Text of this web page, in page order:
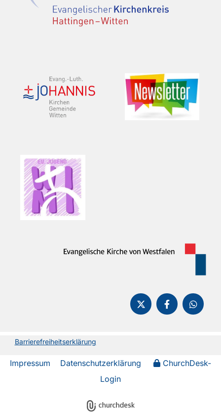
Barrierefreiheitserklärung
Impressum Datenschutzerklärung
ChurchDesk-
Login